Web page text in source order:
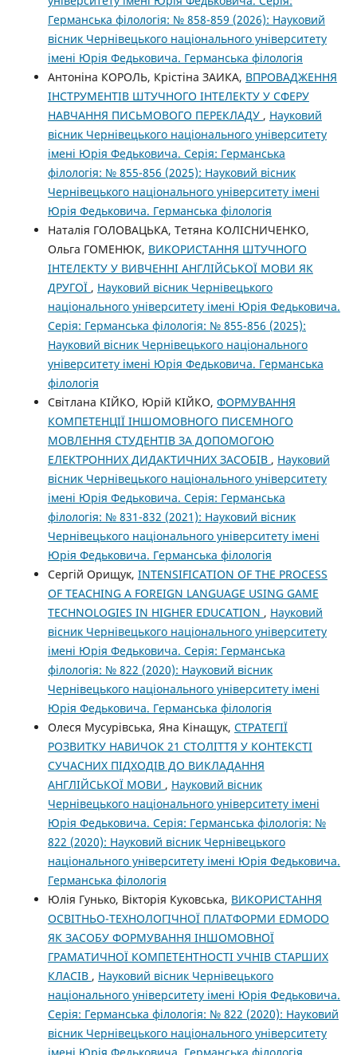
Германська філологія: № 858-859 (2026): Науковий
вісник Чернівецького національного університету
імені Юрія Федьковича. Германська філологія
Антоніна КОРОЛЬ, Крістіна ЗАИКА, ВПРОВАДЖЕННЯ
ІНСТРУМЕНТІВ ШТУЧНОГО ІНТЕЛЕКТУ У СФЕРУ
НАВЧАННЯ ПИСЬМОВОГО ПЕРЕКЛАДУ , Науковий
вісник Чернівецького національного університету
імені Юрія Федьковича. Серія: Германська
філологія: № 855-856 (2025): Науковий вісник
Чернівецького національного університету імені
Юрія Федьковича. Германська філологія
Наталія ГОЛОВАЦЬКА, Тетяна КОЛІСНИЧЕНКО,
Ольга ГОМЕНЮК, ВИКОРИСТАННЯ ШТУЧНОГО
ІНТЕЛЕКТУ У ВИВЧЕННІ АНГЛІЙСЬКОЇ МОВИ ЯК
ДРУГОЇ , Науковий вісник Чернівецького
національного університету імені Юрія Федьковича.
Серія: Германська філологія: № 855-856 (2025):
Науковий вісник Чернівецького національного
університету імені Юрія Федьковича. Германська
філологія
Cвітлана КІЙКО, Юрій КІЙКО, ФОРМУВАННЯ
КОМПЕТЕНЦІЇ ІНШОМОВНОГО ПИСЕМНОГО
МОВЛЕННЯ СТУДЕНТІВ ЗА ДОПОМОГОЮ
ЕЛЕКТРОННИХ ДИДАКТИЧНИХ ЗАСОБІВ , Науковий
вісник Чернівецького національного університету
імені Юрія Федьковича. Серія: Германська
філологія: № 831-832 (2021): Науковий вісник
Чернівецького національного університету імені
Юрія Федьковича. Германська філологія
Сергій Орищук, INTENSIFICATION OF THE PROCESS
OF TEACHING A FOREIGN LANGUAGE USING GAME
TECHNOLOGIES IN HIGHER EDUCATION , Науковий
вісник Чернівецького національного університету
імені Юрія Федьковича. Серія: Германська
філологія: № 822 (2020): Науковий вісник
Чернівецького національного університету імені
Юрія Федьковича. Германська філологія
Олеся Мусурівська, Яна Кінащук, СТРАТЕГІЇ
РОЗВИТКУ НАВИЧОК 21 СТОЛІТТЯ У КОНТЕКСТІ
СУЧАСНИХ ПІДХОДІВ ДО ВИКЛАДАННЯ
АНГЛІЙСЬКОЇ МОВИ , Науковий вісник
Чернівецького національного університету імені
Юрія Федьковича. Серія: Германська філологія: №
822 (2020): Науковий вісник Чернівецького
національного університету імені Юрія Федьковича.
Германська філологія
Юлія Гунько, Вікторія Куковська, ВИКОРИСТАННЯ
ОСВІТНЬО-ТЕХНОЛОГІЧНОЇ ПЛАТФОРМИ EDMODO
ЯК ЗАСОБУ ФОРМУВАННЯ ІНШОМОВНОЇ
ГРАМАТИЧНОЇ КОМПЕТЕНТНОСТІ УЧНІВ СТАРШИХ
КЛАСІВ , Науковий вісник Чернівецького
національного університету імені Юрія Федьковича.
Серія: Германська філологія: № 822 (2020): Науковий
вісник Чернівецького національного університету
імені Юрія Федьковича. Германська філологія